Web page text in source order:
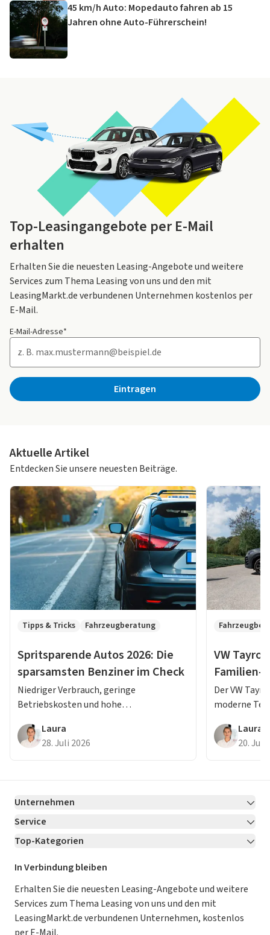
45 km/h Auto: Mopedauto fahren ab 15
Jahren ohne Auto-Führerschein!
Top-Leasingangebote per E-Mail
erhalten
Erhalten Sie die neuesten Leasing-Angebote und weitere
Services zum Thema Leasing von uns und den mit
LeasingMarkt.de verbundenen Unternehmen kostenlos per
E-Mail.
E-Mail-Adresse*
Eintragen
Aktuelle Artikel
Entdecken Sie unsere neuesten Beiträge.
Tipps & Tricks Fahrzeugberatung
Spritsparende Autos 2026: Die
sparsamsten Benziner im Check
Niedriger Verbrauch, geringe
Betriebskosten und hohe
gehören 2026 zu den sparsamsten
Modellen ihrer Klasse.
Laura
28. Juli 2026
VW
Familien-
Der VW
moderne
Lesen Sie
Testbericht.
Laura
20. Juli
Unternehmen
Über LeasingMarkt.de
Karriere Jetzt bewerben!
Für Händler
Kooperation mit AutoScout24
AGB
Service
Kontakt
Ratgeber
Magazin
Datenschutz-Einstellungen
So funktioniert’s
Top-Kategorien
Leasing Deals
Gebrauchtwagen Leasing
Leasing ohne Anzahlung
E-Auto Leasing
In Verbindung bleiben
Erhalten Sie die neuesten Leasing-Angebote und weitere
Services zum Thema Leasing von uns und den mit
LeasingMarkt.de verbundenen Unternehmen, kostenlos